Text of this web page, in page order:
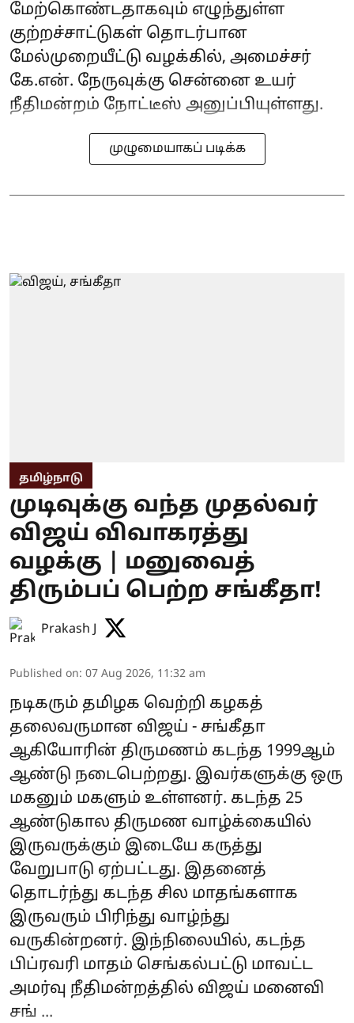
மேற்கொண்டதாகவும் எழுந்துள்ள
குற்றச்சாட்டுகள் தொடர்பான
மேல்முறையீட்டு வழக்கில், அமைச்சர்
கே.என். நேருவுக்கு சென்னை உயர்
நீதிமன்றம் நோட்டீஸ் அனுப்பியுள்ளது.
முழுமையாகப் படிக்க
தமிழ்நாடு
முடிவுக்கு வந்த முதல்வர்
விஜய் விவாகரத்து
வழக்கு | மனுவைத்
திரும்பப் பெற்ற சங்கீதா!
Prakash J
Published on: 07 Aug 2026, 11:32 am
நடிகரும் தமிழக வெற்றி கழகத்
தலைவருமான விஜய் - சங்கீதா
ஆகியோரின் திருமணம் கடந்த 1999ஆம்
ஆண்டு நடைபெற்றது. இவர்களுக்கு ஒரு
மகனும் மகளும் உள்ளனர். கடந்த 25
ஆண்டுகால திருமண வாழ்க்கையில்
இருவருக்கும் இடையே கருத்து
வேறுபாடு ஏற்பட்டது. இதனைத்
தொடர்ந்து கடந்த சில மாதங்களாக
இருவரும் பிரிந்து வாழ்ந்து
வருகின்றனர். இந்நிலையில், கடந்த
பிப்ரவரி மாதம் செங்கல்பட்டு மாவட்ட
அமர்வு நீதிமன்றத்தில் விஜய் மனைவி
சங் ...